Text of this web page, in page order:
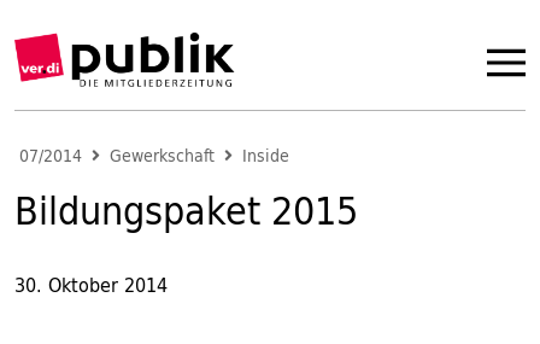
07/2014 Gewerkschaft Inside
Bildungspaket 2015
30. Oktober 2014